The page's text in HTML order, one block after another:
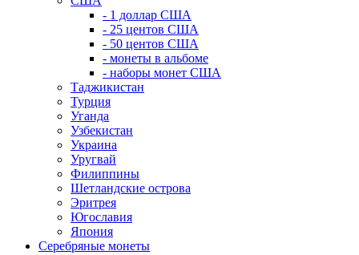
- 1 доллар США
- 25 центов США
- 50 центов США
- монеты в альбоме
- наборы монет США
Таджикистан
Турция
Уганда
Узбекистан
Украина
Уругвай
Филиппины
Шетландские острова
Эритрея
Югославия
Япония
Серебряные монеты